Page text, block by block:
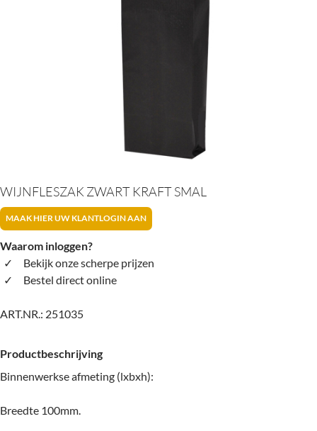
WIJNFLESZAK ZWART KRAFT SMAL
MAAK HIER UW KLANTLOGIN AAN
Waarom inloggen?
Bekijk onze scherpe prijzen
Bestel direct online
ART.NR.: 251035
Productbeschrijving
Binnenwerkse afmeting (lxbxh):
Breedte 100mm.